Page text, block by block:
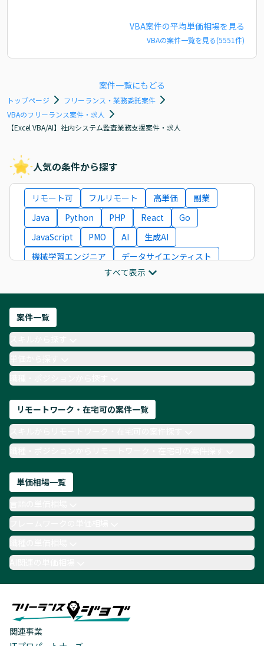
VBA案件の平均単価相場を見る
VBAの案件一覧を見る(5551件)
案件一覧にもどる
トップページ
フリーランス・業務委託案件
VBAのフリーランス案件・求人
【Excel VBA/AI】社内システム監査業務支援案件・求人
人気の条件から探す
リモート可 フルリモート 高単価
副業
Java
Python PHP React
Go
JavaScript
PMO AI
生成AI
機械学習エンジニア
データサイエンティスト
ITコンサルタント
フロントエンドエンジニア
ネットワークエンジニア
AIエンジニア
Webデザイナー
月収100万円 業務委託
COBOL
Ruby
TypeScript
Laravel AWS
すべて表示
案件一覧
単価から探す
職種・ポジションから探す
リモートワーク・在宅可の案件一覧
職種・ポジションからリモートワーク・在宅可の案件探す
単価相場一覧
職種の単価相場
AI関連の単価相場
関連事業